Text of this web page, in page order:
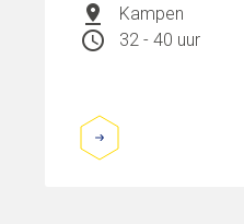
pin_drop Kampen
schedule 32 - 40 uur